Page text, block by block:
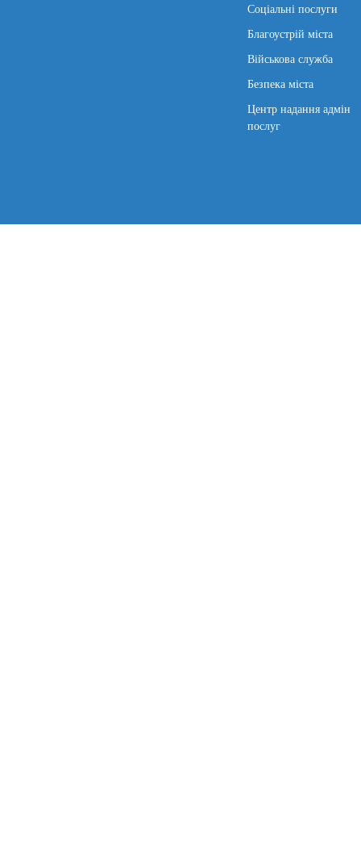
Соціальні послуги
Благоустрій міста
Військова служба
Безпека міста
Центр надання адмін
послуг